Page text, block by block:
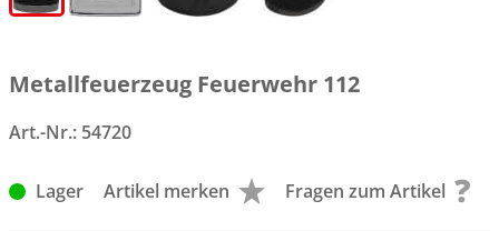
Metallfeuerzeug Feuerwehr 112
Art.-Nr.: 54720
Lager Artikel merken Fragen zum Artikel